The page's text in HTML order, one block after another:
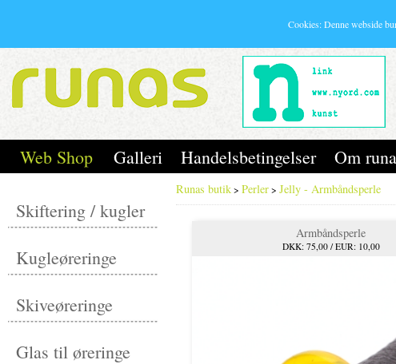
Web Shop Galleri Handelsbetingelser Om
Skiftering / kugler
Kugleøreringe
Skiveøreringe
Glas til øreringe
Runas butik> Perler> Jelly - Armbåndsperle
Armbåndsperle
DKK: 75,00 / EUR: 10,00
Cookies: Denne webside